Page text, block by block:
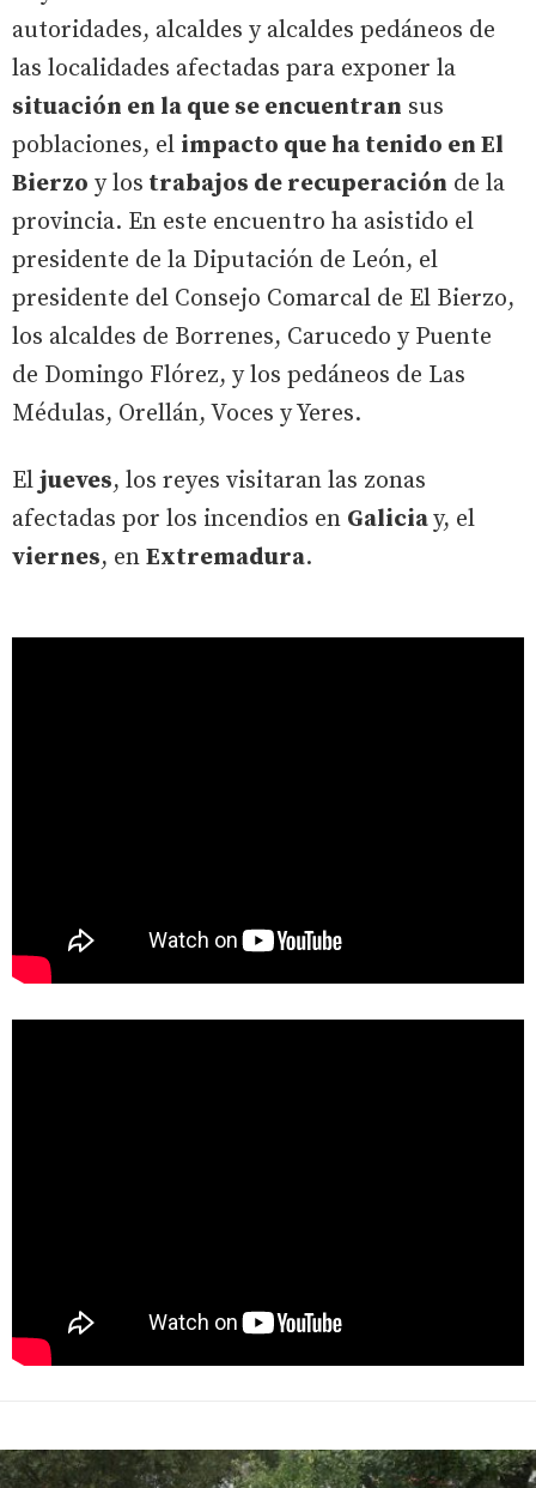
autoridades, alcaldes y alcaldes pedáneos de
las localidades afectadas para exponer la
situación en la que se encuentran sus
poblaciones, el impacto que ha tenido en El
Bierzo y los trabajos de recuperación de la
provincia. En este encuentro ha asistido el
presidente de la Diputación de León, el
presidente del Consejo Comarcal de El Bierzo,
los alcaldes de Borrenes, Carucedo y Puente
de Domingo Flórez, y los pedáneos de Las
Médulas, Orellán, Voces y Yeres.
El jueves, los reyes visitaran las zonas
afectadas por los incendios en Galiciay, el
viernes, en Extremadura.
" data-youtube-vid=""
src="https://www.youtube.com/embed/
width="100%" frameborder="0" allowfullscreen>
" data-youtube-vid=""
src="https://www.youtube.com/embed/
width="100%" frameborder="0" allowfullscreen>